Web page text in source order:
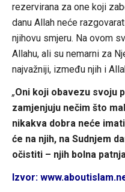
rezervirana za one koji
danu Allah neće
njihovu smjeru. Na ovom
Allahu, ali su nemarni za
najvažniji, između njih i
„Oni koji obavezu svoju
zamjenjuju nečim što
nikakva dobra neće
će na njih, na Sudnjem
očistiti – njih bolna
Izvor: